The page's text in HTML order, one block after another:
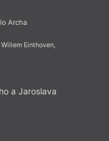
Archa
Willem Einthoven,
a Jaroslava